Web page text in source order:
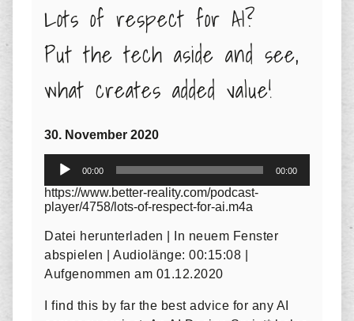
Lots of respect for AI?
Put the tech aside and see,
what creates added value!
30. November 2020
Audio-
Player
00:00 00:00
https://www.better-reality.com/podcast-
player/4758/lots-of-respect-for-ai.m4a
Datei herunterladen
In neuem Fenster
abspielen
Audiolänge: 00:15:08
Aufgenommen am 01.12.2020
I find this by far the best advice for any AI